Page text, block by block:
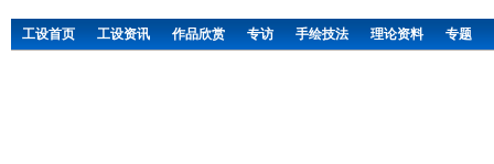
工设首页 工设资讯 作品欣赏 专访 手绘技法 理论资料 专题